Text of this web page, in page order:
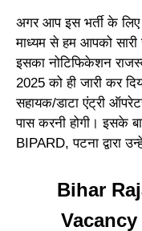
अगर आप इस भर्ती के
माध्यम से हम आपको
इसका नोटिफिकेशन राजस्व
2025 को ही जारी कर
सहायक/डाटा एंट्री
पास करनी होगी। इसके
BIPARD, पटना द्वारा
Bihar